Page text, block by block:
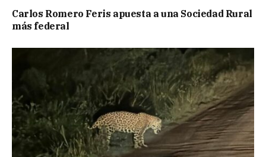
Carlos Romero Feris apuesta a una Sociedad Rural
más federal